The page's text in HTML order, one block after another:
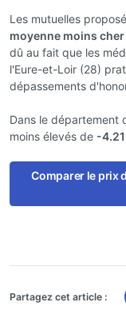
Les mutuelles
moyenne moins
dû au fait que les
l'Eure-et-Loir (28)
dépassements
Dans le département
moins élevés de -
Comparer le prix
Partagez cet article :